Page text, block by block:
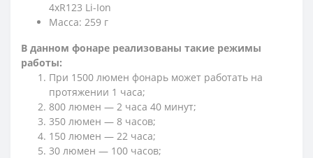
4xR123 Li-Ion
Масса: 259 г
В данном фонаре реализованы такие режимы
работы:
При 1500 люмен фонарь может работать на
протяжении 1 часа;
800 люмен — 2 часа 40 минут;
350 люмен — 8 часов;
150 люмен — 22 часа;
30 люмен — 100 часов;